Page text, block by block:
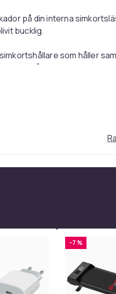
på din interna
bucklig.
som håller
har 2st
Galaxy S23 Plus
-7 %